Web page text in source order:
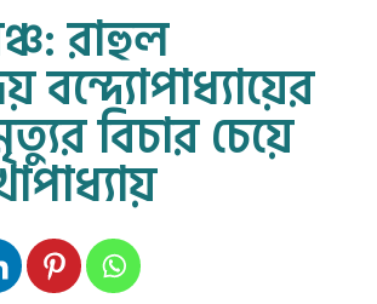
রাহুল
বিচার চেয়ে